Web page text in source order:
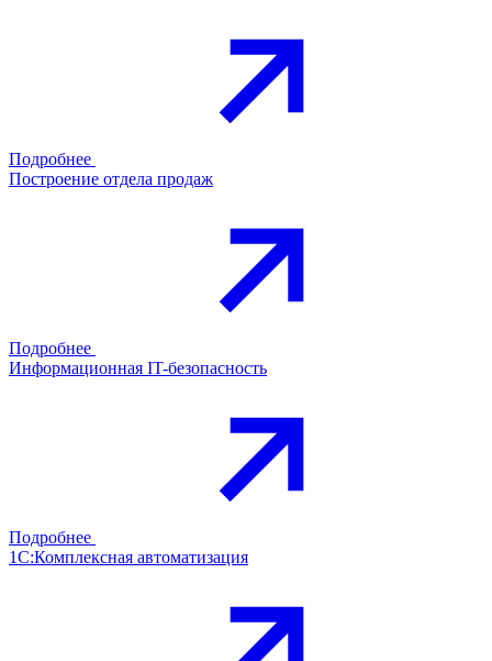
Подробнее
Построение отдела продаж
Подробнее
Информационная IT-безопасность
Подробнее
1С:Комплексная автоматизация